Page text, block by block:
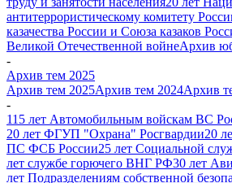
антитеррористическому комитету
казачества России и Союза казаков
Великой Отечественной войнеАрхив
-
Архив тем 2025
Архив тем 2025Архив тем 2024Архив
-
115 лет Автомобильным войскам ВС
20 лет ФГУП "Охрана" Росгвардии20
ПС ФСБ России25 лет Cоциальной
лет службе горючего ВНГ РФ30 лет
лет Подразделениям собственной